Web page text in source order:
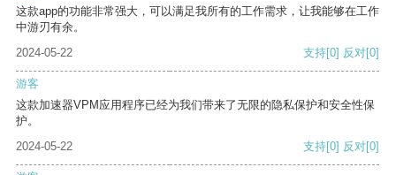
这款app的功能非常强大，可以满足我所有的工作需求，让我能够在工作
中游刃有余。
2024-05-22
支持[0] 反对[0]
游客
这款加速器VPM应用程序已经为我们带来了无限的隐私保护和安全性保
护。
2024-05-22
支持[0] 反对[0]